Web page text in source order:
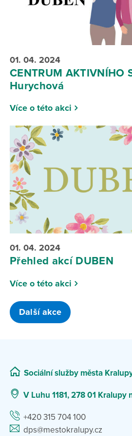
01. 04. 2024
CENTRUM AKTIVNÍHO
Hurychová
Více o této akci
01. 04. 2024
Přehled akcí DUBEN
Více o této akci
Další akce
Sociální služby města
V Luhu 1181, 278 01 Kralupy
+420 315 704 100
dps@mestokralupy.cz